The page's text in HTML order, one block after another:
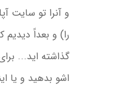
را) و بعداً
گذاشته اید...
اشو بدهید و یا